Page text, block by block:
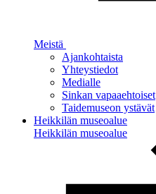
Meistä
Ajankohtaista
Yhteystiedot
Medialle
Sinkan vapaaehtoiset
Taidemuseon ystävät
Heikkilän museoalue
Heikkilän museoalue